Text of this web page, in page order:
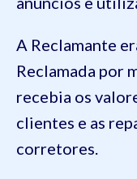
A Reclamante
Reclamada por
recebia os
clientes e as
corretores.